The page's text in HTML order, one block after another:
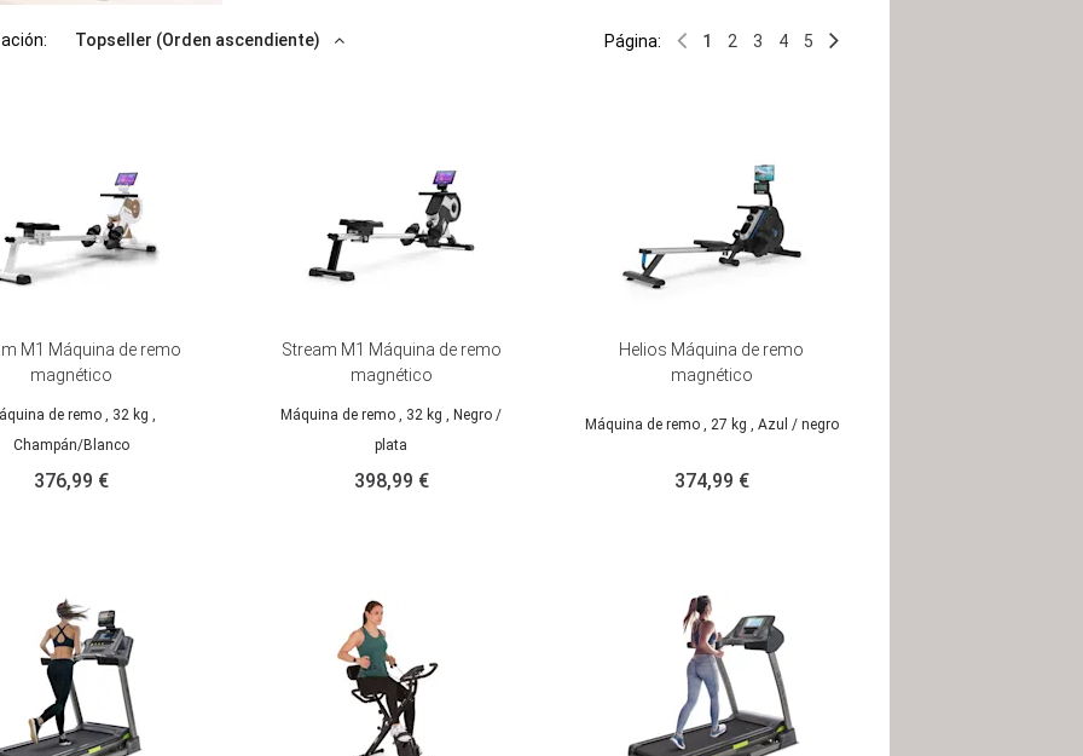
Topseller (Orden ascendiente) Página: 1 2 3 4 5
M1 Máquina de remo
magnético
de remo , 32 kg ,
Champán/Blanco
376,99 €
Stream M1 Máquina de remo
magnético
Máquina de remo , 32 kg , Negro /
plata
398,99 €
Helios Máquina de remo
magnético
Máquina de remo , 27 kg , Azul / negro
374,99 €